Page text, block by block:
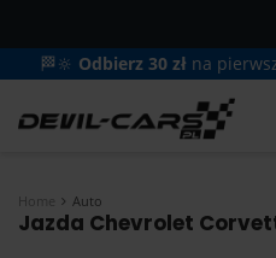
🏁🔆 Odbierz 30 zł na
Home Auto
Jazda Chevrolet